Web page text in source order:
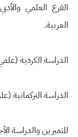
الفرع العلمي
العربية.
الدراسة الكردية
الدراسة التركمانية
المتميزين والدراسة